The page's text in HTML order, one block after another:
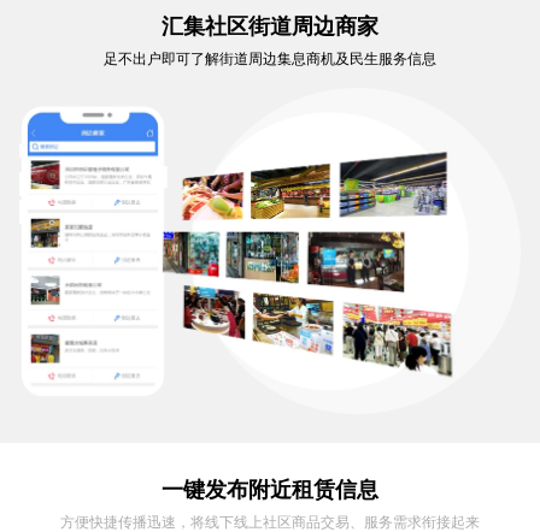
汇集社区街道周边商家
足不出户即可了解街道周边集息商机及民生服务信息
一键发布附近租赁信息
方便快捷传播迅速，将线下线上社区商品交易、服务需求衔接起来